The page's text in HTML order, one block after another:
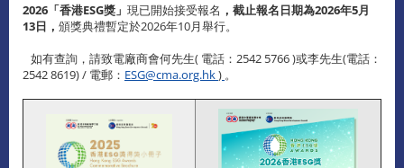
2026「香港ESG獎」 現已開始接受報名 ， 截止報名日期為2026年5月
13日， 頒獎典禮暫定於2026年10月舉行。
如有查詢，請致電廠商會何先生( 電話：2542 5766 )或李先生(電話：
2542 8619) / 電郵： ESG@cma.org.hk) 。